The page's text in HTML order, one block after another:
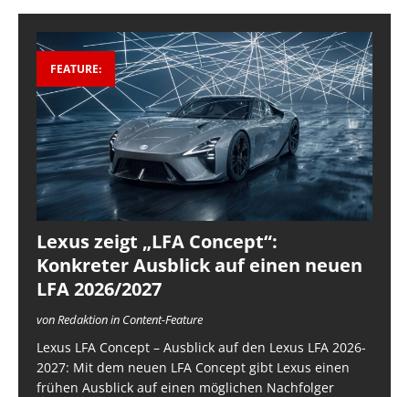
FEATURE:
Lexus zeigt „LFA Concept“:
Konkreter Ausblick auf einen neuen
LFA 2026/2027
von Redaktion in Content-Feature
Lexus LFA Concept – Ausblick auf den Lexus LFA 2026-
2027: Mit dem neuen LFA Concept gibt Lexus einen
frühen Ausblick auf einen möglichen Nachfolger